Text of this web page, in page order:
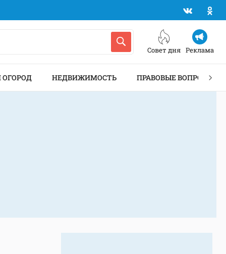
Совет дня Реклама
ОГОРОД НЕДВИЖИМОСТЬ ПРАВОВЫЕ ВОПРОСЫ